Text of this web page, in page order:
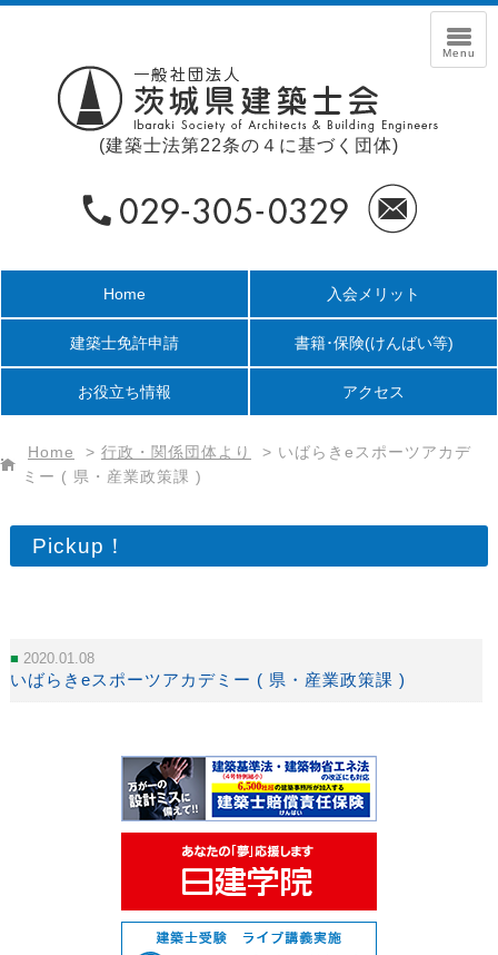
(建築士法第22条の４に基づく団体)
Home 入会メリット
建築士免許申請 書籍･保険(けんばい等)
お役立ち情報 アクセス
Home > 行政・関係団体より > いばらきeスポーツアカデ
ミー ( 県・産業政策課 )
Pickup！
2020.01.08
いばらきeスポーツアカデミー ( 県・産業政策課 )